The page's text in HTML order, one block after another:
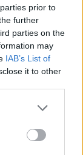
prior to
further
parties on the
may
IAB’s List of
it to other